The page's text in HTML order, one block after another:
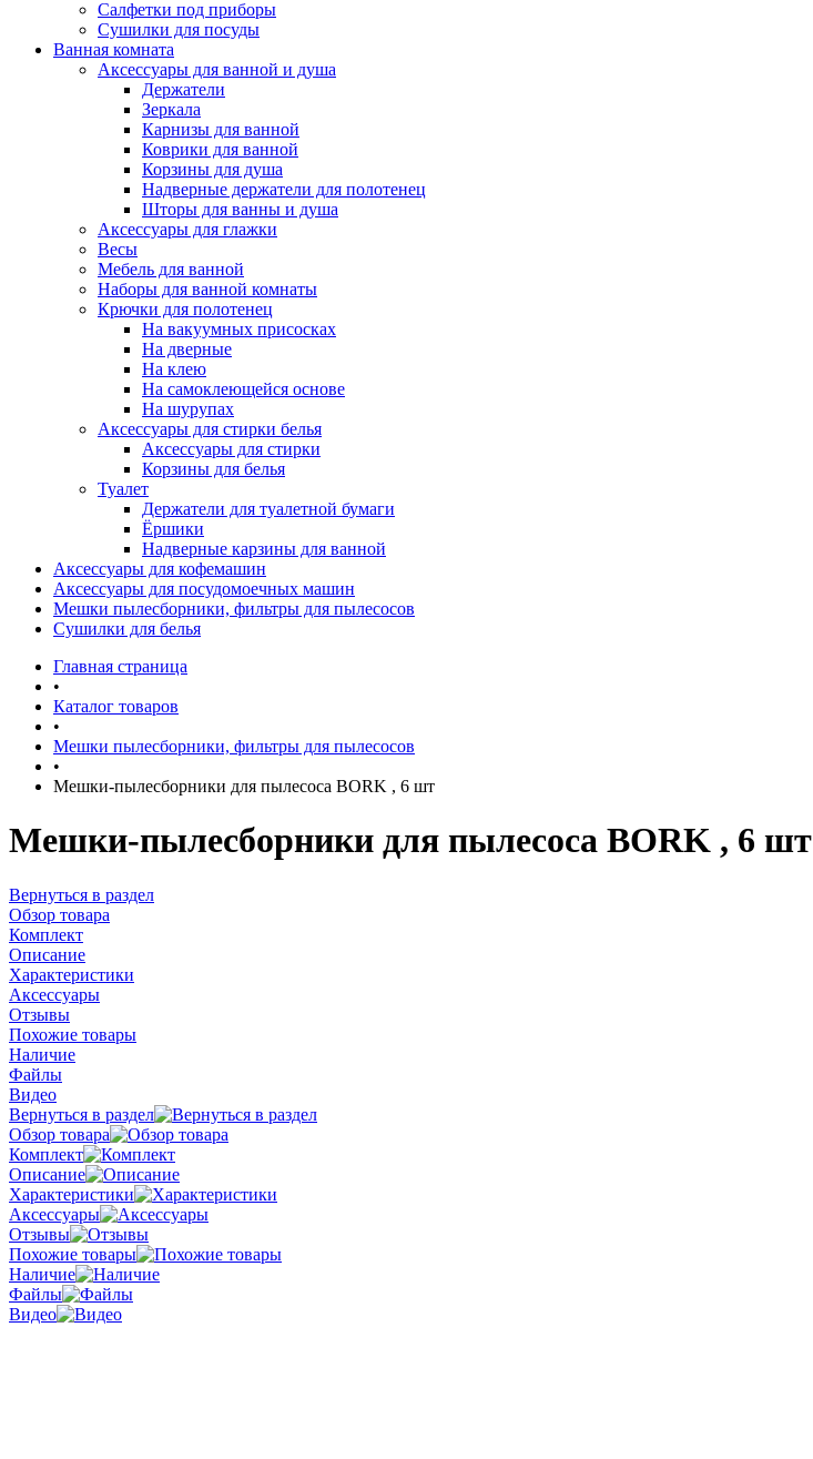
Салфетки под приборы
Сушилки для посуды
Ванная комната
Аксессуары для ванной и душа
Держатели
Зеркала
Карнизы для ванной
Коврики для ванной
Корзины для душа
Надверные держатели для полотенец
Шторы для ванны и душа
Аксессуары для глажки
Весы
Мебель для ванной
Наборы для ванной комнаты
Крючки для полотенец
На вакуумных присосках
На дверные
На клею
На самоклеющейся основе
На шурупах
Аксессуары для стирки белья
Аксессуары для стирки
Корзины для белья
Туалет
Держатели для туалетной бумаги
Ёршики
Надверные карзины для ванной
Аксессуары для кофемашин
Аксессуары для посудомоечных машин
Мешки пылесборники, фильтры для пылесосов
Сушилки для белья
Главная страница
•
Каталог товаров
•
Мешки пылесборники, фильтры для пылесосов
•
Мешки-пылесборники для пылесоса BORK , 6 шт
Мешки-пылесборники для пылесоса BORK , 6 шт
Вернуться в раздел
Обзор товара
Комплект
Описание
Характеристики
Аксессуары
Отзывы
Похожие товары
Наличие
Файлы
Видео
Вернуться в раздел
Обзор товара
Комплект
Описание
Характеристики
Аксессуары
Отзывы
Похожие товары
Наличие
Файлы
Видео